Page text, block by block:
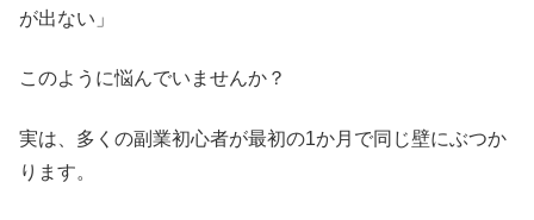
が出ない」
このように悩んでいませんか？
実は、多くの副業初心者が最初の1か月で同じ壁にぶつか
ります。